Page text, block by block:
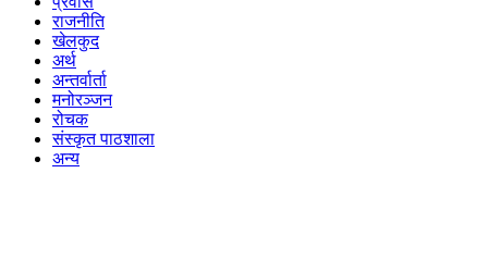
राजनीति
खेलकुद
अर्थ
अन्तर्वार्ता
मनोरञ्जन
रोचक
संस्कृत पाठशाला
अन्य